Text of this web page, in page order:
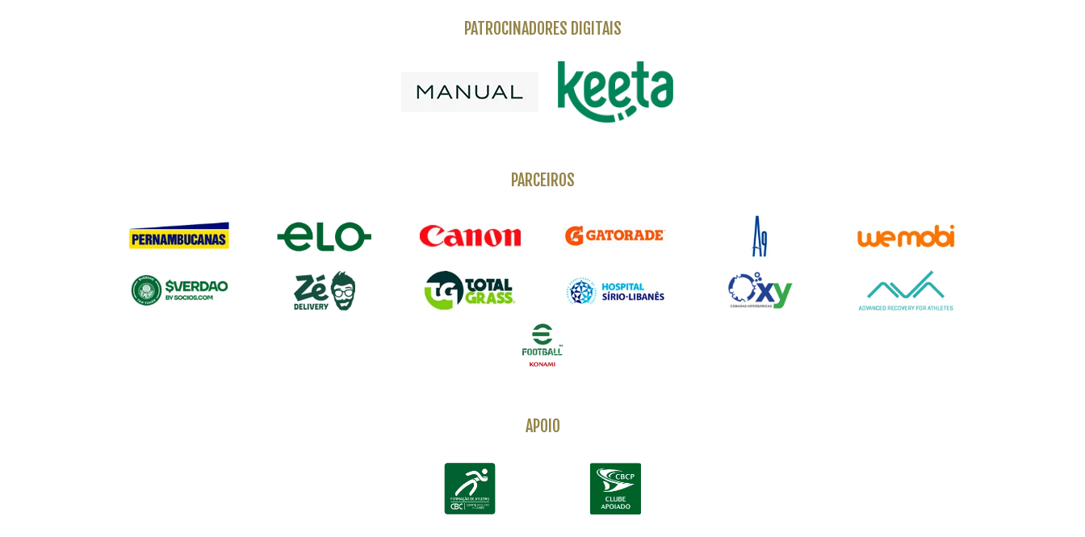
PATROCINADORES DIGITAIS
PARCEIROS
APOIO